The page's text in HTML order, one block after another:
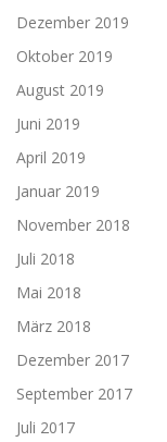
Dezember 2019
Oktober 2019
August 2019
Juni 2019
April 2019
Januar 2019
November 2018
Juli 2018
Mai 2018
März 2018
Dezember 2017
September 2017
Juli 2017